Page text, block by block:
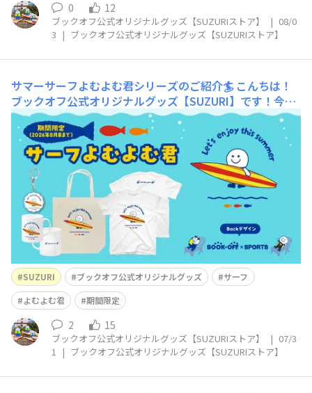
0 12
ブックオフ公式オリジナルグッズ【SUZURIストア】 | 08/0
3 | ブックオフ公式オリジナルグッズ【SUZURIストア】
サマーサーフよむよむ君シリーズのご紹介🏄 こんちは！
ブックオフ公式オリジナルグッズ【SUZURI】です！今日
は浮世絵よむよむ君と一緒に発売された夏にぴったりのこ
のデザイン✨「サマーサーフよむよむ君」のご紹介です
💁‍♀️メインはサーフボードを持って海に向かうイメージの
ちょっとワイルドなよむよむ君🏄裏デザインもこだわっち
ゃいました✨かうかう君と
SUZURI ブックオフ公式オリジナルグッズ
サーフ
よむよむ君
期間限定
2 15
ブックオフ公式オリジナルグッズ【SUZURIストア】 | 07/3
1 | ブックオフ公式オリジナルグッズ【SUZURIストア】